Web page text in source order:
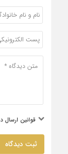
قوانین ارسال
ثبت دیدگاه